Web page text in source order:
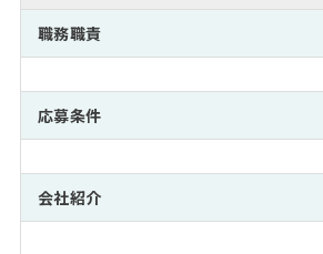
MBA留学生数の推移
インターン受入企業一覧
MBAを生かす求人特集
年齢と年収の相関図
外資系／面接攻略のコツ
キャリアに効く一冊
注目企業インタビュー
プロ経営者の特別セミナー
Career Talk Live
MBA NETWORKING
パブリシティ
ニュースリリース
職務職責
応募条件
会社紹介